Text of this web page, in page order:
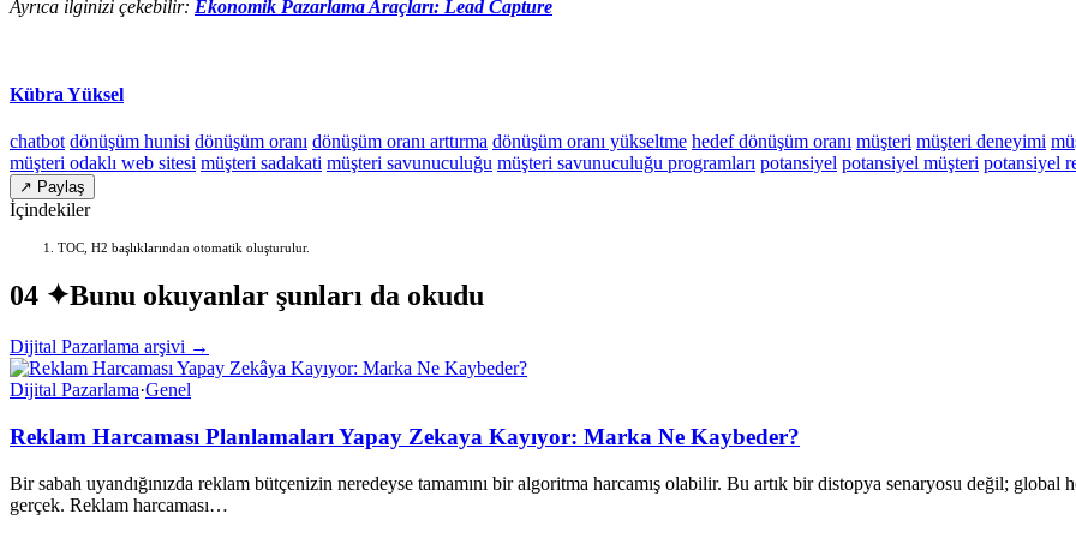
Ayrıca ilginizi çekebilir: Ekonomik Pazarlama Araçları: Lead Capture
Kübra Yüksel
chatbot dönüşüm hunisi dönüşüm oranı dönüşüm oranı arttırma dönüşüm oranı yükseltme hedef dönüşüm oranı müşteri müşteri deneyimi
müşteri odaklı web sitesi müşteri sadakati müşteri savunuculuğu müşteri savunuculuğu programları potansiyel potansiyel müşteri potansiyel
↗ Paylaş
İçindekiler
TOC, H2 başlıklarından otomatik oluşturulur.
04 ✦Bunu okuyanlar şunları da okudu
Dijital Pazarlama arşivi →
Dijital Pazarlama·Genel
Reklam Harcaması Planlamaları Yapay Zekaya Kayıyor: Marka Ne Kaybeder?
Bir sabah uyandığınızda reklam bütçenizin neredeyse tamamını bir algoritma harcamış olabilir. Bu artık bir distopya senaryosu değil;
gerçek. Reklam harcaması…